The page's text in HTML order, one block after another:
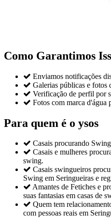
Como Garantimos
 Enviamos notificações
 Galerias públicas e fotos
 Verificação de perfil por
 Fotos com marca d'água
Para quem é o ysos
 Casais procurando
 Casais e mulheres
swing.
 Casais swingueiros
Swing em Seringueiras e
 Amantes de Fetiches e
suas fantasias em casas de
 Quem tem
com pessoas reais em